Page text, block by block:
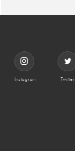
Instagram Twitter